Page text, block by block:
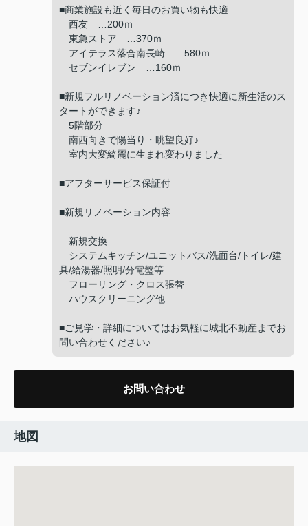
■商業施設も近く毎日のお買い物も快適
西友 …200ｍ
東急ストア …370ｍ
アイテラス落合南長崎 …580ｍ
セブンイレブン …160ｍ
■新規フルリノベーション済につき快適に新生活のス
タートができます♪
5階部分
南西向きで陽当り・眺望良好♪
室内大変綺麗に生まれ変わりました
■アフターサービス保証付
■新規リノベーション内容
新規交換
システムキッチン/ユニットバス/洗面台/トイレ/建
具/給湯器/照明/分電盤等
フローリング・クロス張替
ハウスクリーニング他
■ご見学・詳細についてはお気軽に城北不動産までお
問い合わせください♪
お問い合わせ
地図